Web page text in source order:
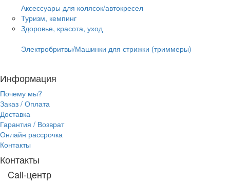
Аксессуары для колясок/автокресел
Туризм, кемпинг
Здоровье, красота, уход
Электробритвы/Машинки для стрижки (триммеры)
Информация
Почему мы?
Заказ / Оплата
Доставка
Гарантия / Возврат
Онлайн рассрочка
Контакты
Контакты
Call-центр